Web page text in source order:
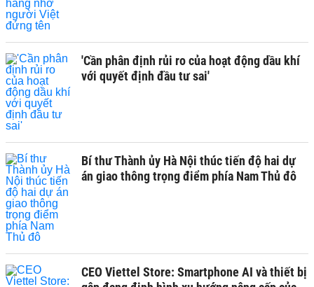
'Cần phân định rủi ro của hoạt động dầu khí
với quyết định đầu tư sai'
Bí thư Thành ủy Hà Nội thúc tiến độ hai dự
án giao thông trọng điểm phía Nam Thủ đô
CEO Viettel Store: Smartphone AI và thiết bị